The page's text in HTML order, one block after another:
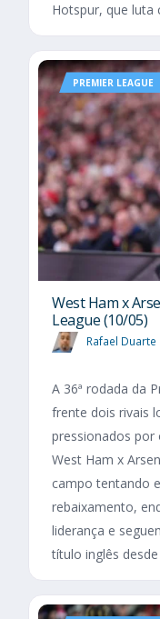
Hotspur, que luta
PREMIER LEAGUE
West Ham x
League (10/05)
Rafael Duarte
A 36ª rodada da
frente dois rivais
pressionados por
West Ham x
campo tentando
rebaixamento,
liderança e
título inglês